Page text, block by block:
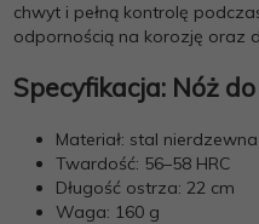
chwyt i pełną kontrolę
odpornością na korozję oraz
Specyfikacja: Nóż
Materiał: stal
Twardość: 56–58 HRC
Długość ostrza: 22 cm
Waga: 160 g